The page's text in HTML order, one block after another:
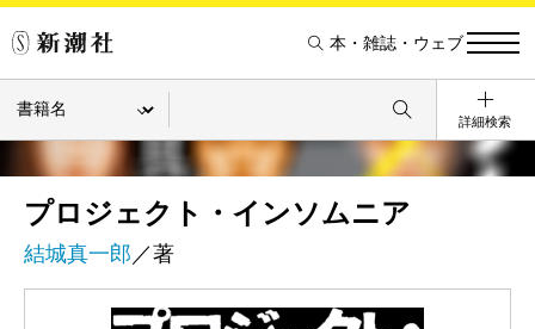
本・雑誌・ウェブ
詳細検索
プロジェクト・インソムニア
結城真一郎 ／著